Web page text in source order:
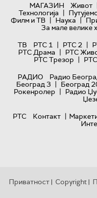
МАГАЗИН
Живот
Технологијa |
Филм и ТВ | Наука |
За мале велике
ТВ
РТС 1 | РТС 2 |
РТС Драма | РТС
РТС Трезор |
РАДИО
Радио
Београд 3 | Београд
Рокенролер | Радио
РТС
Контакт |
Приватност | Copyright |